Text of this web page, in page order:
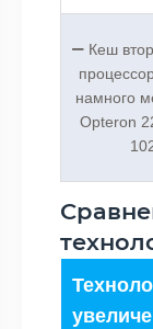
Кеш
намного
Opteron